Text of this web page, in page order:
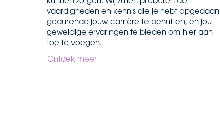
vaardigheden en kennis die je hebt opgedaan
gedurende jouw carrière te benutten, en jou
geweldige ervaringen te bieden om hier aan
toe te voegen.
Ontdek meer